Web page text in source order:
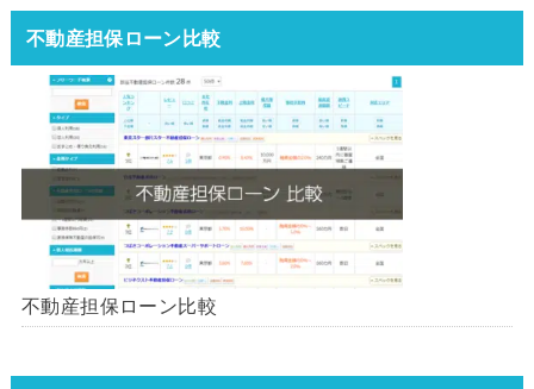
不動産担保ローン比較
不動産担保ローン比較